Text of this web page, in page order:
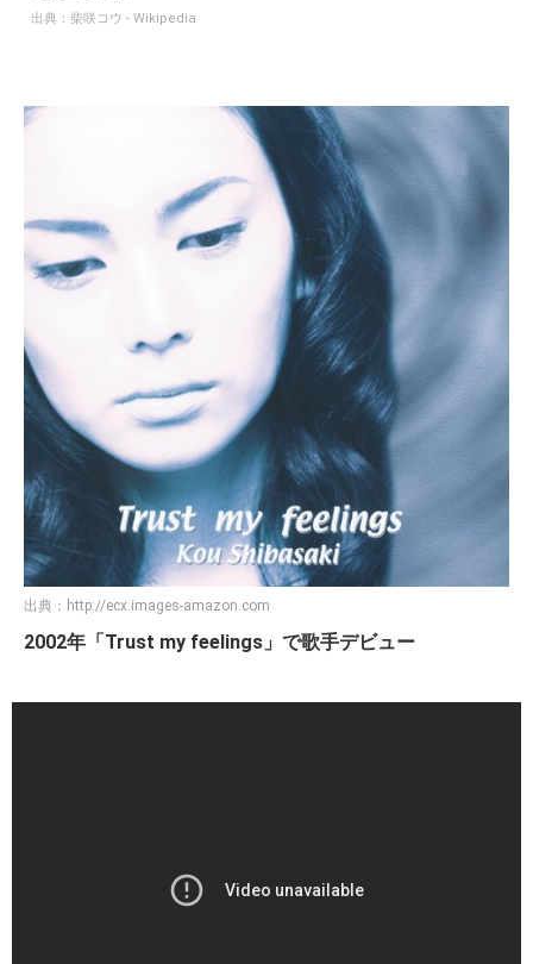
出典： 柴咲コウ - Wikipedia
出典： http://ecx.images-amazon.com
2002年「Trust my feelings」で歌手デビュー